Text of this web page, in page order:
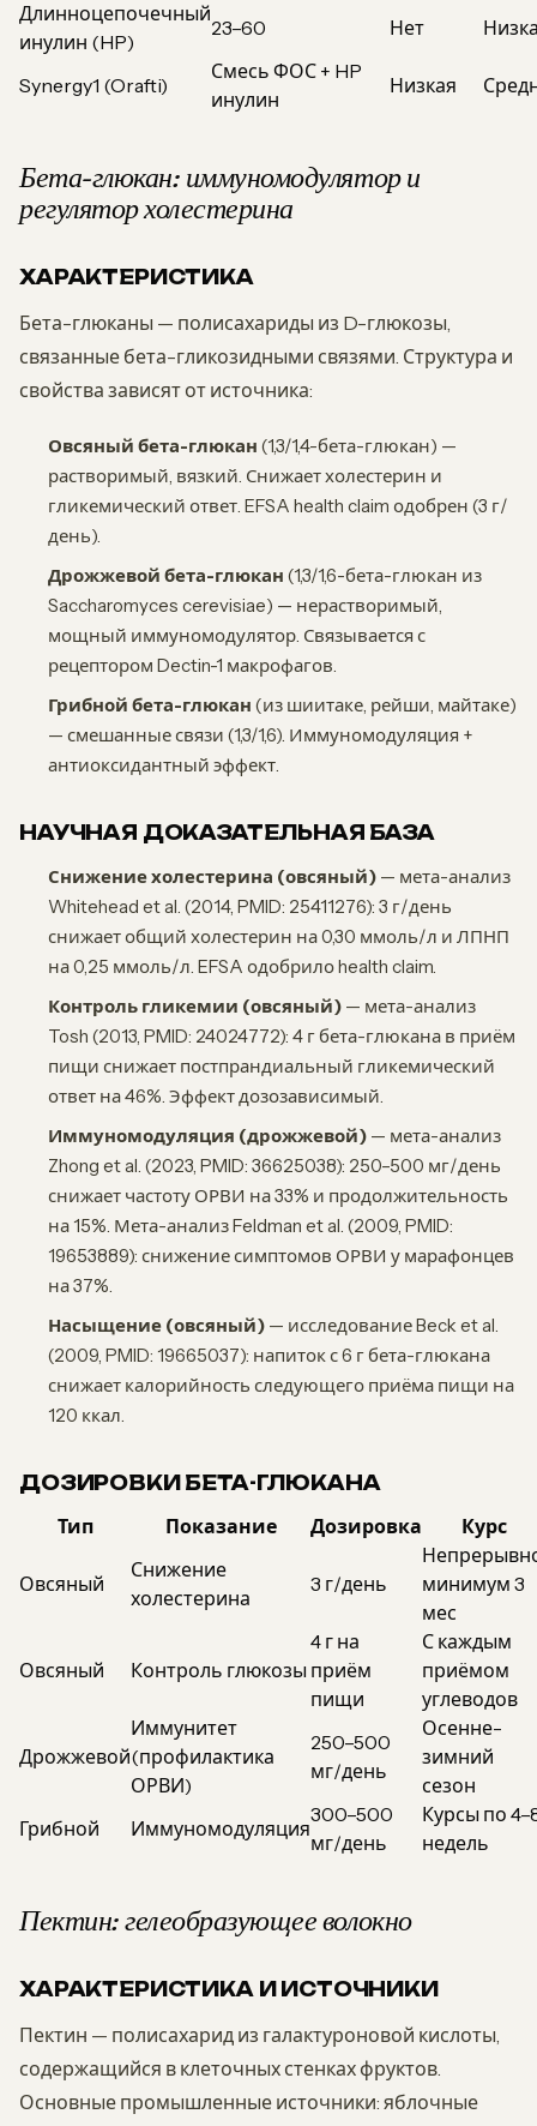
Длинноцепочечный
инулин (HP)
23–60 Нет
Synergy1 (Orafti)
Смесь ФОС + HP
инулин
Низкая
Бета-глюкан: иммуномодулятор и
регулятор холестерина
ХАРАКТЕРИСТИКА
Бета-глюканы — полисахариды из D-глюкозы,
связанные бета-гликозидными связями. Структура и
свойства зависят от источника:
Овсяный бета-глюкан (1,3/1,4-бета-глюкан) —
растворимый, вязкий. Снижает холестерин и
гликемический ответ. EFSA health claim одобрен (3 г/
день).
Дрожжевой бета-глюкан (1,3/1,6-бета-глюкан из
Saccharomyces cerevisiae) — нерастворимый,
мощный иммуномодулятор. Связывается с
рецептором Dectin-1 макрофагов.
Грибной бета-глюкан (из шиитаке, рейши, майтаке)
— смешанные связи (1,3/1,6). Иммуномодуляция +
антиоксидантный эффект.
НАУЧНАЯ ДОКАЗАТЕЛЬНАЯ БАЗА
Снижение холестерина (овсяный) — мета-анализ
Whitehead et al. (2014, PMID: 25411276): 3 г/день
снижает общий холестерин на 0,30 ммоль/л и ЛПНП
на 0,25 ммоль/л. EFSA одобрило health claim.
Контроль гликемии (овсяный) — мета-анализ
Tosh (2013, PMID: 24024772): 4 г бета-глюкана в приём
пищи снижает постпрандиальный гликемический
ответ на 46%. Эффект дозозависимый.
Иммуномодуляция (дрожжевой) — мета-анализ
Zhong et al. (2023, PMID: 36625038): 250–500 мг/день
снижает частоту ОРВИ на 33% и продолжительность
на 15%. Мета-анализ Feldman et al. (2009, PMID:
19653889): снижение симптомов ОРВИ у марафонцев
на 37%.
Насыщение (овсяный) — исследование Beck et al.
(2009, PMID: 19665037): напиток с 6 г бета-глюкана
снижает калорийность следующего приёма пищи на
120 ккал.
ДОЗИРОВКИ БЕТА-ГЛЮКАНА
Тип
Показание Дозировка Курс
Овсяный
Снижение
холестерина
3 г/день
минимум 3
мес
Овсяный Контроль глюкозы
4 г на
приём
пищи
С каждым
приёмом
углеводов
Дрожжевой
Иммунитет
(профилактика
ОРВИ)
250–500
мг/день
Осенне-
зимний
сезон
Грибной
Иммуномодуляция
300–500
мг/день
Курсы по
недель
Пектин: гелеобразующее волокно
ХАРАКТЕРИСТИКА И ИСТОЧНИКИ
Пектин — полисахарид из галактуроновой кислоты,
содержащийся в клеточных стенках фруктов.
Основные промышленные источники: яблочные